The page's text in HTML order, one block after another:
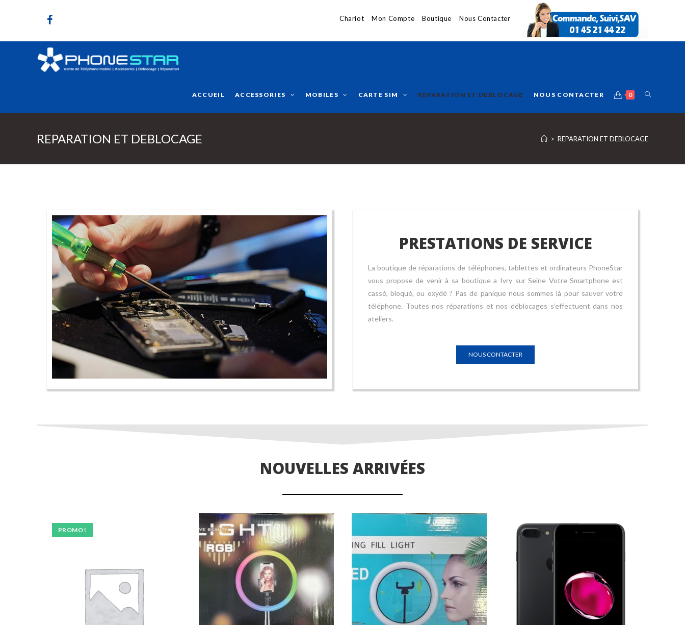
Chariot Mon Compte Boutique Nous Contacter
ACCUEIL ACCESSORIES MOBILES CARTE SIM REPARATION ET DEBLOCAGE NOUS CONTACTER 0
REPARATION ET DEBLOCAGE > REPARATION ET DEBLOCAGE
PRESTATIONS DE SERVICE
La boutique de réparations de téléphones, tablettes et ordinateurs PhoneStar
vous propose de venir à sa boutique a Ivry sur Seine Votre Smartphone est
cassé, bloqué, ou oxydé ? Pas de panique nous sommes là pour sauver votre
téléphone. Toutes nos réparations et nos déblocages s’effectuent dans nos
ateliers.
NOUS CONTACTER
NOUVELLES ARRIVÉES
PROMO !